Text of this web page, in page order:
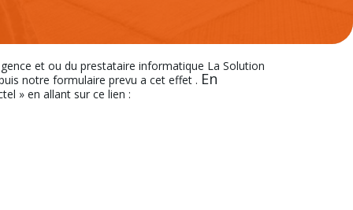
et ou du prestataire informatique La Solution
notre formulaire prevu a cet effet . En
» en allant sur ce lien :